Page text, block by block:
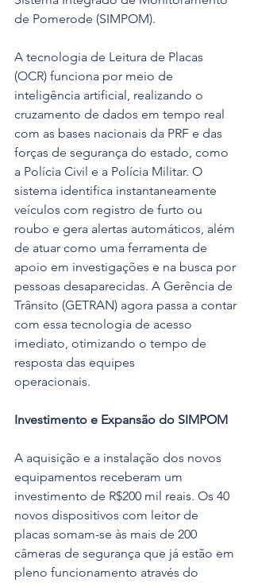
de Pomerode (SIMPOM).
A tecnologia de Leitura de Placas
(OCR) funciona por meio de
inteligência artificial, realizando o
cruzamento de dados em tempo real
com as bases nacionais da PRF e das
forças de segurança do estado, como
a Polícia Civil e a Polícia Militar. O
sistema identifica instantaneamente
veículos com registro de furto ou
roubo e gera alertas automáticos, além
de atuar como uma ferramenta de
apoio em investigações e na busca por
pessoas desaparecidas. A Gerência de
Trânsito (GETRAN) agora passa a contar
com essa tecnologia de acesso
imediato, otimizando o tempo de
resposta das equipes
operacionais.
Investimento e Expansão do SIMPOM
A aquisição e a instalação dos novos
equipamentos receberam um
investimento de R$200 mil reais. Os 40
novos dispositivos com leitor de
placas somam-se às mais de 200
câmeras de segurança que já estão em
pleno funcionamento através do